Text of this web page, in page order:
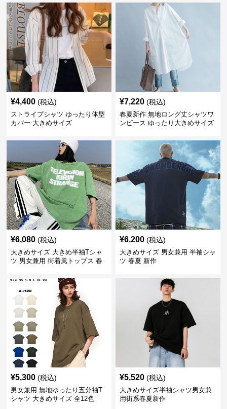
¥4,400 (税込)
ストライプシャツ ゆったり体型
カバー 大きめサイズ
¥7,220 (税込)
春夏新作 無地ロング丈シャツワ
ンピース ゆったり大きめサイズ
¥6,080 (税込)
大きめサイズ 大きめ半袖Tシャ
ツ 男女兼用 街着風トップス 春
¥6,200 (税込)
大きめサイズ 男女兼用 半袖シャ
ツ 春夏 新作
¥5,300 (税込)
男女兼用 無地ゆったり五分袖T
シャツ 大きめサイズ 全12色
¥5,520 (税込)
大きめサイズ半袖シャツ男女兼
用街系春夏新作